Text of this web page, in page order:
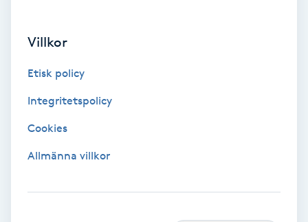
Fransar
Fransfärgning
Fransförlängning
Villkor
Etisk policy
Integritetspolicy
Cookies
Allmänna villkor